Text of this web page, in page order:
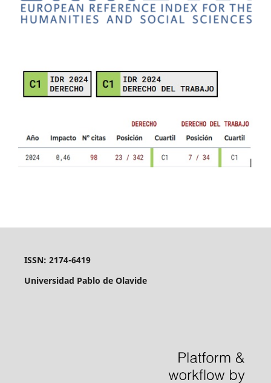
ISSN: 2174-6419
Universidad Pablo de Olavide